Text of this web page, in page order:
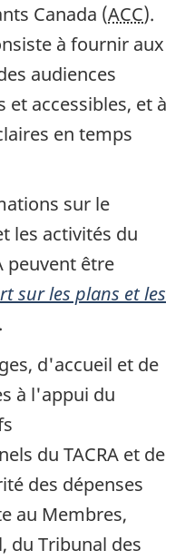
Canada (ACC).
à fournir aux
audiences
accessibles, et à
en temps
sur le
les activités du
peuvent être
sur les plans et les
.
d'accueil et de
à l'appui du
du TACRA et de
des dépenses
au Membres,
du Tribunal des